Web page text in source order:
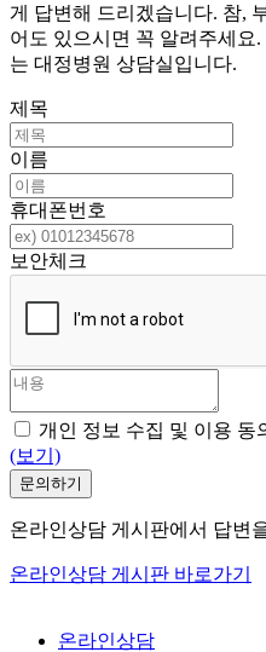
게 답변해 드리겠습니다. 참,
어도 있으시면 꼭 알려주세요
는 대정병원 상담실입니다.
제목
이름
휴대폰번호
보안체크
개인 정보 수집 및 이용 동
(보기)
문의하기
온라인상담 게시판에서 답변
온라인상담 게시판 바로가기
온라인상담